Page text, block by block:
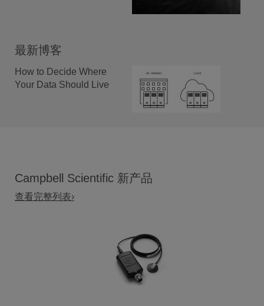
最新博客
How to Decide Where
Your Data Should Live
Campbell Scientific 新产品
查看完整列表›